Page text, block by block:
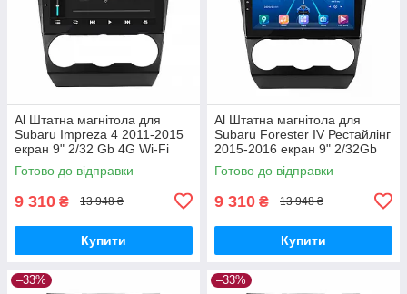
Al Штатна магнітола для
Subaru Impreza 4 2011-2015
екран 9" 2/32 Gb 4G Wi-Fi
GPS Top Android
Готово до відправки
9 310 ₴ 13 948 ₴
Купити
Al Штатна магнітола для
Subaru Forester IV Рестайлінг
2015-2016 екран 9" 2/32Gb
4G Wi-Fi GPS Top Android
Готово до відправки
9 310 ₴ 13 948 ₴
Купити
–33% –33%